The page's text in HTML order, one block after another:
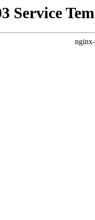
Service